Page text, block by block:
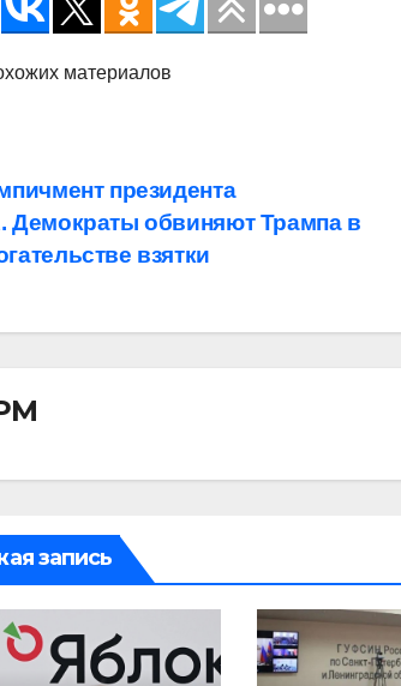
материалов
президента
обвиняют Трампа в
взятки
запись